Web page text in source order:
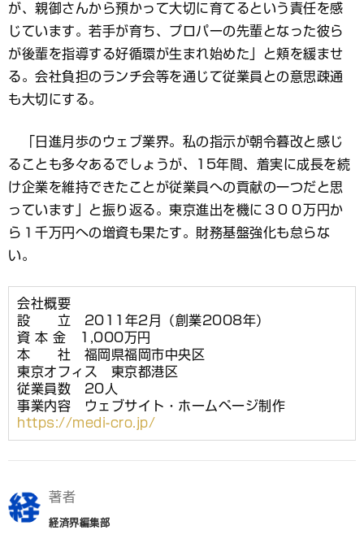
が、親御さんから預かって大切に育てるという責任を感
じています。若手が育ち、プロパーの先輩となった彼ら
が後輩を指導する好循環が生まれ始めた」と頬を緩ませ
る。会社負担のランチ会等を通じて従業員との意思疎通
も大切にする。
「日進月歩のウェブ業界。私の指示が朝令暮改と感じ
ることも多々あるでしょうが、15年間、着実に成長を続
け企業を維持できたことが従業員への貢献の一つだと思
っています」と振り返る。東京進出を機に３００万円か
ら１千万円への増資も果たす。財務基盤強化も怠らな
い。
会社概要
設 立 2011年2月（創業2008年）
資 本 金 1,000万円
本 社 福岡県福岡市中央区
東京オフィス 東京都港区
従業員数 20人
事業内容 ウェブサイト・ホームページ制作
https://medi-cro.jp/
著者
経済界編集部